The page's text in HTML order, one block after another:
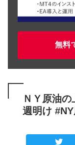
無料
ＮＹ原油
週明け